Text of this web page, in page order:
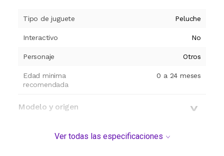
Tipo de juguete Peluche
Interactivo No
Personaje Otros
Edad minima
recomendada
0 a 24 meses
Modelo y origen
Ver todas las especificaciones